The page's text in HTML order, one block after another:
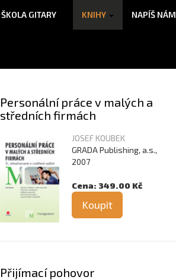
ŠKOLA GITARY KNIHY NAPÍŠ NÁM
Personální práce v malých a
středních firmách
JOSEF KOUBEK
GRADA Publishing, a.s.,
2007
Cena: 349.00 Kč
Koupit
Přijímací pohovor